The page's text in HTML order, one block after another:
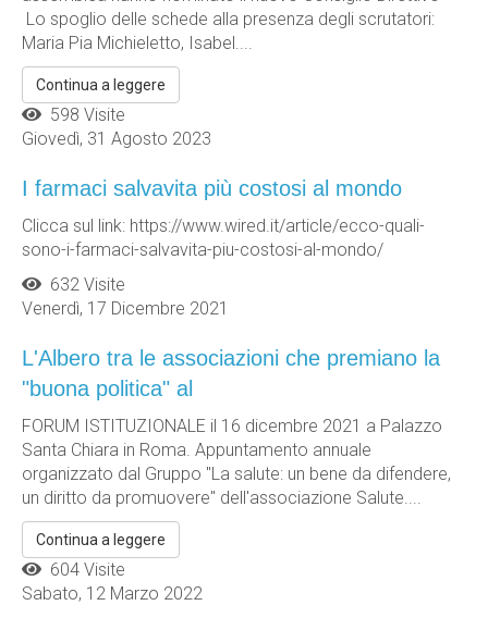
Lo spoglio delle schede alla presenza degli scrutatori:
Maria Pia Michieletto, Isabel....
Continua a leggere
598 Visite
Giovedì, 31 Agosto 2023
I farmaci salvavita più costosi al mondo
Clicca sul link: https://www.wired.it/article/ecco-quali-
sono-i-farmaci-salvavita-piu-costosi-al-mondo/
632 Visite
Venerdì, 17 Dicembre 2021
L'Albero tra le associazioni che premiano la
"buona politica" al
FORUM ISTITUZIONALE il 16 dicembre 2021 a Palazzo
Santa Chiara in Roma. Appuntamento annuale
organizzato dal Gruppo "La salute: un bene da difendere,
un diritto da promuovere" dell'associazione Salute....
Continua a leggere
604 Visite
Sabato, 12 Marzo 2022